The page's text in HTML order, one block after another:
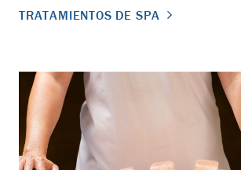
TRATAMIENTOS DE SPA